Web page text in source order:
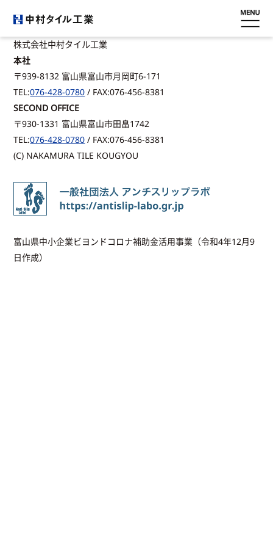
ホーム
工事内容
施工事例
採用情報
お問い合わせ
株式会社中村タイル工業
本社
〒939-8132 富山県富山市月岡町6-171
TEL:076-428-0780 / FAX:076-456-8381
SECOND OFFICE
〒930-1331 富山県富山市田畠1742
TEL:076-428-0780 / FAX:076-456-8381
(C) NAKAMURA TILE KOUGYOU
富山県中小企業ビヨンドコロナ補助金活用事業（令和4年12月9
日作成）